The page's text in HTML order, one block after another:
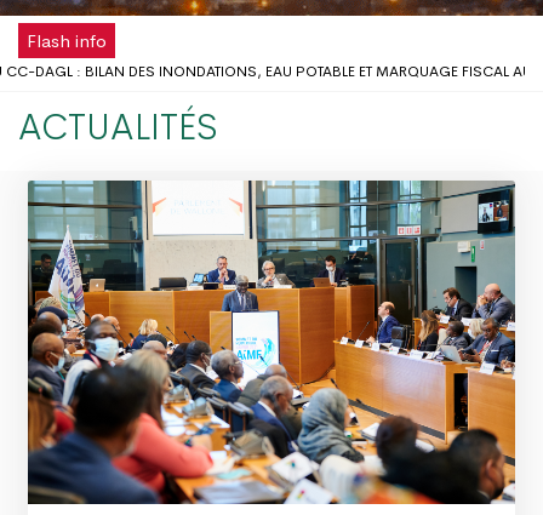
Flash info
DAGL : BILAN DES INONDATIONS, EAU POTABLE ET MARQUAGE FISCAL AU
DÉSORMAIS D'UNE ANTENNE RÉGIONALE DE LA CHAMBRE DE
D’INONDATIONS DANS LE GRAND LOMÉ : L’ENTRÉE EN SCÈNE DU
DU DISTRICT AUTONOME DU GRAND LOMÉ A TENU SA 2ÈME RÉUNION
D’INONDATION DANS LE GRAND LOMÉ : VERS UNE SYNERGIE D’ACTIONS
DAGL A PRIS PART AU LANCEMENT DE LA CAMPAGNE DE VACCINATION
PROPRE » : LE DAGL SUPPRIME UN DÉPOTOIR SAUVAGE DANS LA COMMUNE
III : DES ÉQUIPEMENTS SPORTIFS OFFERTS AUX COMMUNES DU GOLFE 1
ACTUALITÉS